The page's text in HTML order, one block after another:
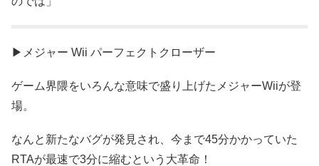
▶メジャー Wii パーフェクトクローザー
ゲーム界隈をいろんな意味で盛り上げたメジャーWiiが登
場。
なんと新たなバグが発見され、今まで45分かかっていた
RTAが最速で3分に縮むという大革命！